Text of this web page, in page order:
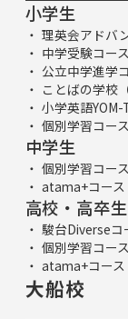
小学生
理英会アドバ
中学受験コー
公立中学進学
ことばの学校
小学英語YOM-
個別学習コー
中学生
個別学習コー
atama+コース
高校・高卒生
駿台Diverseコ
個別学習コー
atama+コース
大船校